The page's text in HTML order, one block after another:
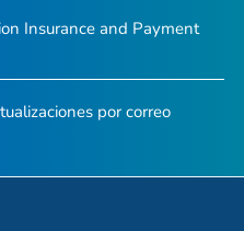
Insurance and Payment
por correo